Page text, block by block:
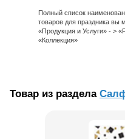
Полный список
товаров для праздника вы
«Продукция и Услуги» - >
«Коллекция»
Товар из раздела